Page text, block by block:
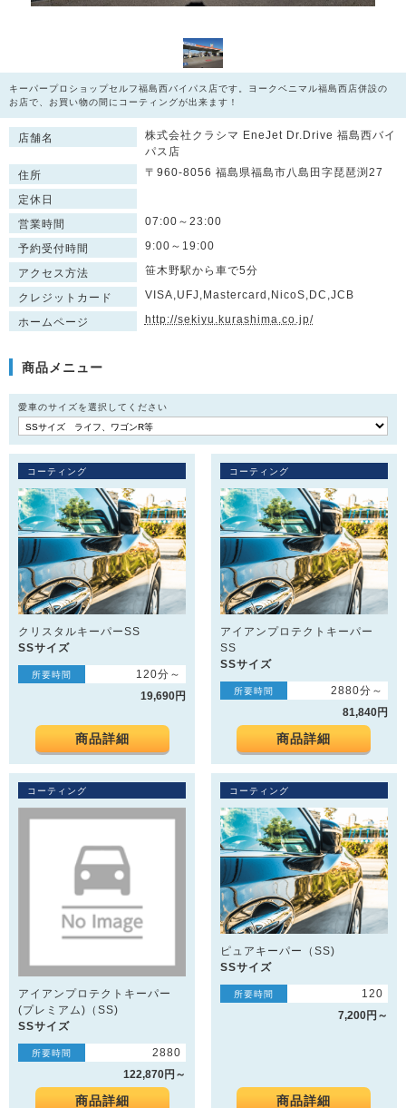
キーパープロショップセルフ福島西バイパス店です。ヨークベニマル福島西店併設の
お店で、お買い物の間にコーティングが出来ます！
店舗名
株式会社クラシマ EneJet Dr.Drive 福島西バイ
パス店
住所
〒960-8056 福島県福島市八島田字琵琶渕27
定休日
営業時間
07:00～23:00
予約受付時間 9:00～19:00
アクセス方法 笹木野駅から車で5分
クレジットカード VISA,UFJ,Mastercard,NicoS,DC,JCB
ホームページ http://sekiyu.kurashima.co.jp/
商品メニュー
愛車のサイズを選択してください
コーティング
クリスタルキーパーSS
SSサイズ
所要時間
120分～
19,690円
商品詳細
コーティング
アイアンプロテクトキーパー
SS
SSサイズ
所要時間
2880分～
81,840円
商品詳細
コーティング
アイアンプロテクトキーパー
(プレミアム)（SS)
SSサイズ
所要時間
2880
122,870円～
商品詳細
コーティング
ピュアキーパー（SS)
SSサイズ
所要時間
120
7,200円～
商品詳細